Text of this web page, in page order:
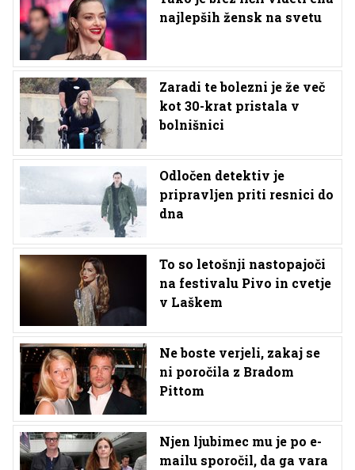
najlepših žensk na svetu
Zaradi te bolezni je že več
kot 30-krat pristala v
bolnišnici
Odločen detektiv je
pripravljen priti resnici do
dna
To so letošnji nastopajoči
na festivalu Pivo in cvetje
v Laškem
Ne boste verjeli, zakaj se
ni poročila z Bradom
Pittom
Njen ljubimec mu je po e-
mailu sporočil, da ga vara